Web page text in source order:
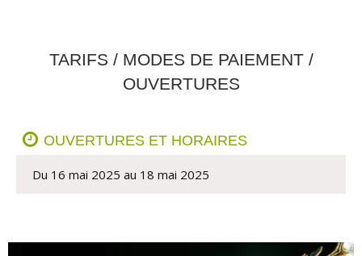
TARIFS / MODES DE PAIEMENT /
OUVERTURES
OUVERTURES ET HORAIRES
Du 16 mai 2025 au 18 mai 2025